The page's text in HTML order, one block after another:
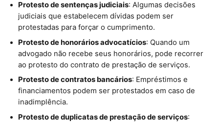
Protesto de sentenças judiciais: Algumas decisões
judiciais que estabelecem dívidas podem ser
protestadas para forçar o cumprimento.
Protesto de honorários advocatícios: Quando um
advogado não recebe seus honorários, pode recorrer
ao protesto do contrato de prestação de serviços.
Protesto de contratos bancários: Empréstimos e
financiamentos podem ser protestados em caso de
inadimplência.
Protesto de duplicatas de prestação de serviços: